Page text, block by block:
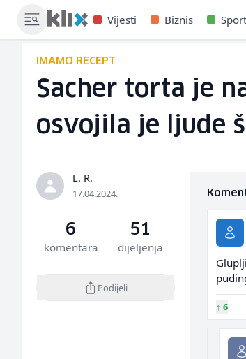
Vijesti Biznis Sport
IMAMO RECEPT
Sacher torta je
osvojila je ljude
L. R.
17.04.2024.
6
komentara
51
dijeljenja
Podijeli
↑ 6